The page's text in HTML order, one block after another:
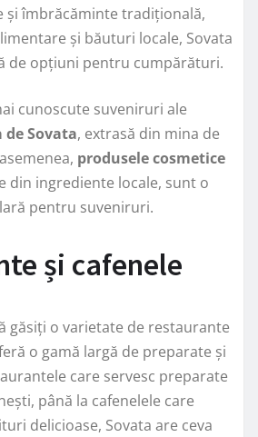
și îmbrăcăminte tradițională,
și băuturi locale, Sovata
de opțiuni pentru cumpărături.
cunoscute suveniruri ale
de Sovata, extrasă din mina de
produsele cosmetice
din ingrediente locale, sunt o
pentru suveniruri.
și cafenele
găsiți o varietate de restaurante
o gamă largă de preparate și
care servesc preparate
până la cafenelele care
delicioase, Sovata are ceva